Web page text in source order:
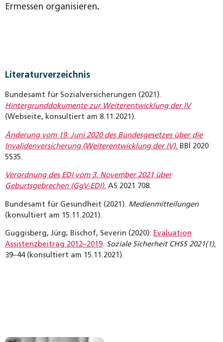
Ermessen organisieren.
Literaturverzeichnis
Bundesamt für Sozialversicherungen (2021).
Hintergrunddokumente zur Weiterentwicklung der IV
(Webseite, konsultiert am 8.11.2021).
Änderung vom 19. Juni 2020 des Bundesgesetzes über die
Invalidenversicherung (Weiterentwicklung der IV). BBl 2020
5535.
Verordnung des EDI vom 3. November 2021 über
Geburtsgebrechen (GgV-EDI). AS 2021 708.
Bundesamt für Gesundheit (2021). Medienmitteilungen
(konsultiert am 15.11.2021).
Guggisberg, Jürg; Bischof, Severin (2020): Evaluation
Assistenzbeitrag 2012–2019. Soziale Sicherheit CHSS 2021(1),
39–44 (konsultiert am 15.11.2021).